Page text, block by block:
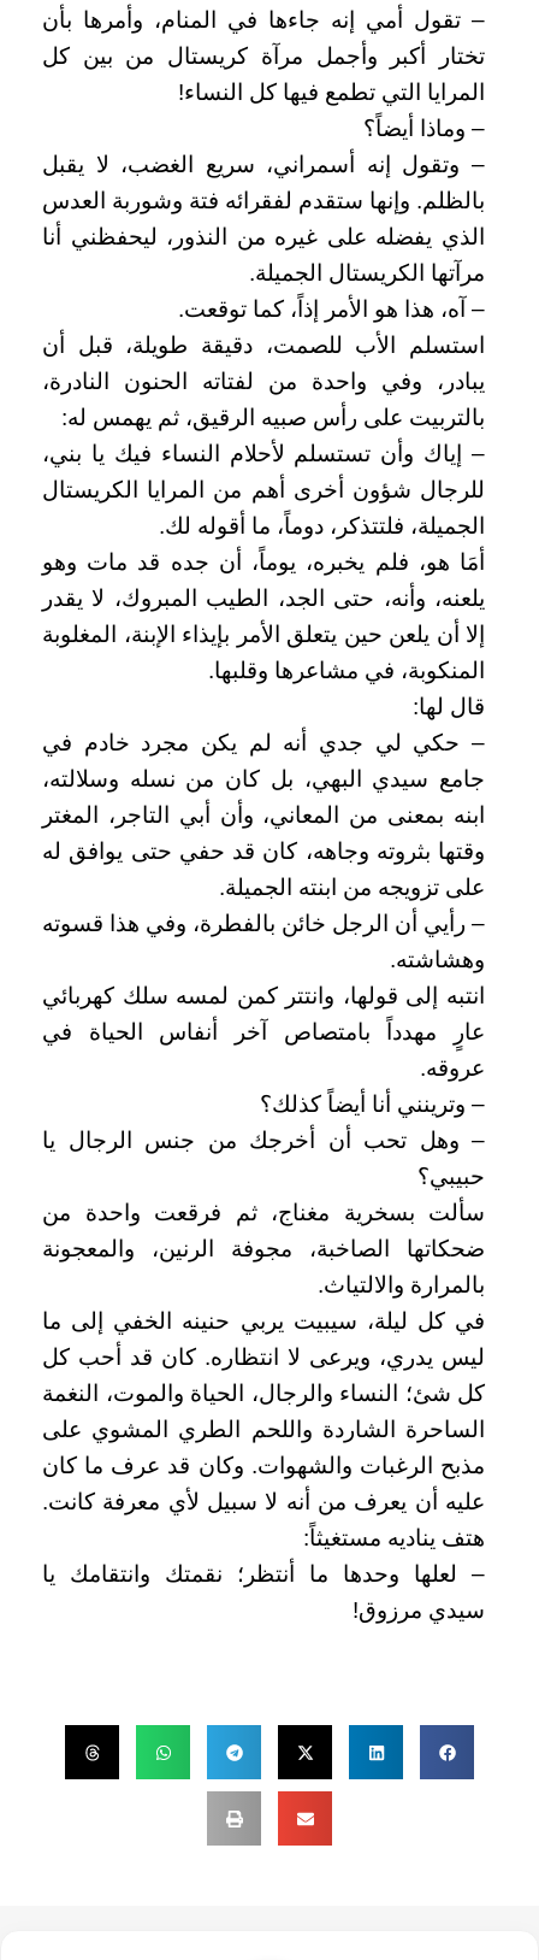
– تقول أمي إنه جاءها في المنام، وأمرها بأن
تختار أكبر وأجمل مرآة كريستال من بين كل
المرايا التي تطمع فيها كل النساء!
– وماذا أيضاً؟
– وتقول إنه أسمراني، سريع الغضب، لا يقبل
بالظلم. وإنها ستقدم لفقرائه فتة وشوربة العدس
الذي يفضله على غيره من النذور، ليحفظني أنا
مرآتها الكريستال الجميلة.
– آه، هذا هو الأمر إذاً، كما توقعت.
استسلم الأب للصمت، دقيقة طويلة، قبل أن
يبادر، وفي واحدة من لفتاته الحنون النادرة،
بالتربيت على رأس صبيه الرقيق، ثم يهمس له:
– إياك وأن تستسلم لأحلام النساء فيك يا بني،
للرجال شؤون أخرى أهم من المرايا الكريستال
الجميلة، فلتتذكر، دوماً، ما أقوله لك.
أمَا هو، فلم يخبره، يوماً، أن جده قد مات وهو
يلعنه، وأنه، حتى الجد، الطيب المبروك، لا يقدر
إلا أن يلعن حين يتعلق الأمر بإيذاء الإبنة، المغلوبة
المنكوبة، في مشاعرها وقلبها.
قال لها:
– حكي لي جدي أنه لم يكن مجرد خادم في
جامع سيدي البهي، بل كان من نسله وسلالته،
ابنه بمعنى من المعاني، وأن أبي التاجر، المغتر
وقتها بثروته وجاهه، كان قد حفي حتى يوافق له
على تزويجه من ابنته الجميلة.
– رأيي أن الرجل خائن بالفطرة، وفي هذا قسوته
وهشاشته.
انتبه إلى قولها، وانتتر كمن لمسه سلك كهربائي
عارٍ مهدداً بامتصاص آخر أنفاس الحياة في
عروقه.
– وترينني أنا أيضاً كذلك؟
– وهل تحب أن أخرجك من جنس الرجال يا
حبيبي؟
سألت بسخرية مغناج، ثم فرقعت واحدة من
ضحكاتها الصاخبة، مجوفة الرنين، والمعجونة
بالمرارة والالتياث.
في كل ليلة، سيبيت يربي حنينه الخفي إلى ما
ليس يدري، ويرعى لا انتظاره. كان قد أحب كل
كل شئ؛ النساء والرجال، الحياة والموت، النغمة
الساحرة الشاردة واللحم الطري المشوي على
مذبح الرغبات والشهوات. وكان قد عرف ما كان
عليه أن يعرف من أنه لا سبيل لأي معرفة كانت.
هتف يناديه مستغيثاً:
– لعلها وحدها ما أنتظر؛ نقمتك وانتقامك يا
سيدي مرزوق!